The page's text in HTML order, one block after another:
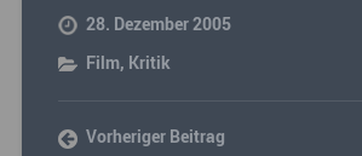
28. Dezember 2005
Film, Kritik
Vorheriger Beitrag